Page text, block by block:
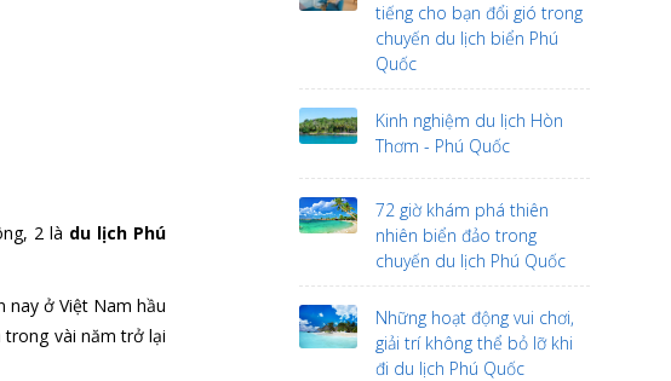
2 là du lịch Phú
nay ở Việt Nam hầu
trong vài năm trở lại
tiếng cho bạn đổi gió trong
chuyến du lịch biển Phú
Quốc
Kinh nghiệm du lịch Hòn
Thơm - Phú Quốc
72 giờ khám phá thiên
nhiên biển đảo trong
chuyến du lịch Phú Quốc
Những hoạt động vui chơi,
giải trí không thể bỏ lỡ khi
đi du lịch Phú Quốc